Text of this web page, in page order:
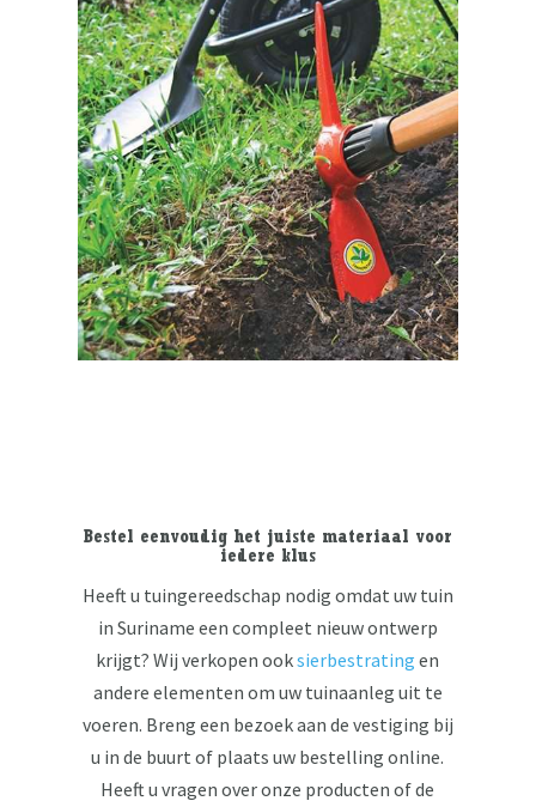
Bestel eenvoudig het juiste materiaal voor
iedere klus
Heeft u tuingereedschap nodig omdat uw tuin
in Suriname een compleet nieuw ontwerp
krijgt? Wij verkopen ooksierbestrating en
andere elementen om uw tuinaanleg uit te
voeren. Breng een bezoek aan de vestiging bij
u in de buurt of plaats uw bestelling online.
Heeft u vragen over onze producten of de